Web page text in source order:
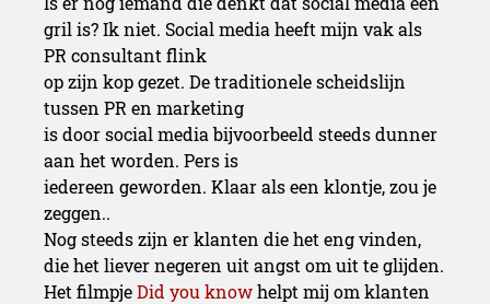
gril is? Ik niet. Social media heeft mijn vak als
PR consultant flink
op zijn kop gezet. De traditionele scheidslijn
tussen PR en marketing
is door social media bijvoorbeeld steeds dunner
aan het worden. Pers is
iedereen geworden. Klaar als een klontje, zou je
zeggen..
Nog steeds zijn er klanten die het eng vinden,
die het liever negeren uit angst om uit te glijden.
Het filmpjeDid you knowhelpt mij om klanten